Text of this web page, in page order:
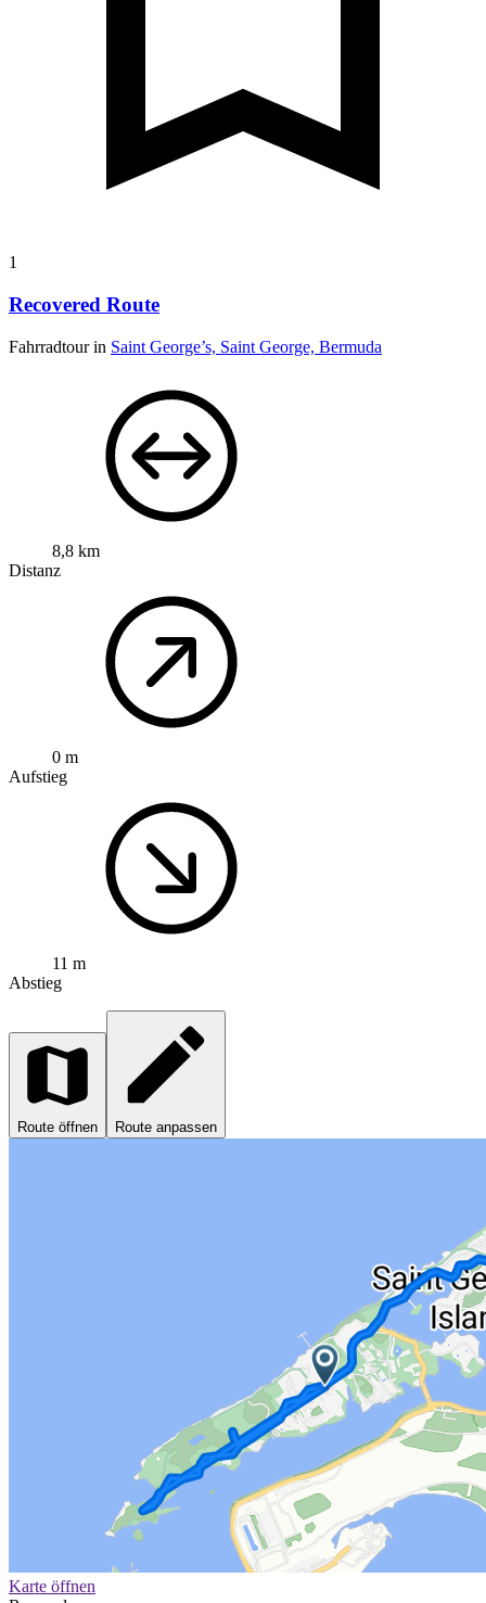
1
Recovered Route
Fahrradtour in Saint George’s, Saint George, Bermuda
8,8 km
Distanz
0 m
Aufstieg
11 m
Abstieg
Route öffnen Route anpassen
Karte öffnen